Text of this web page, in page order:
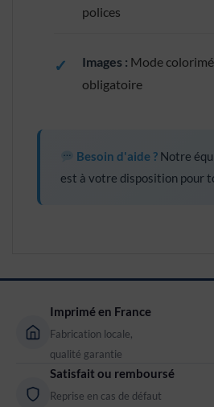
polices
Images : Mode
obligatoire
Besoin d'aide ? Notre
est à votre disposition pour
Imprimé en France
Fabrication locale,
qualité garantie
Satisfait ou remboursé
Reprise en cas de défaut